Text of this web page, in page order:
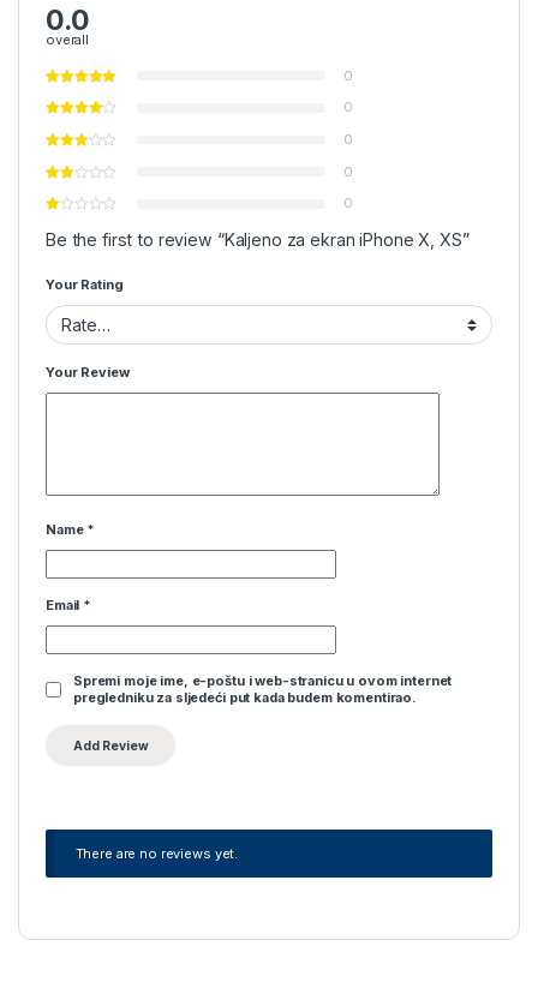
0.0
overall
0
0
0
0
0
Be the first to review “Kaljeno za ekran iPhone X, XS”
Your Rating
Your Review
Name *
Email *
Spremi moje ime, e-poštu i web-stranicu u ovom internet
pregledniku za sljedeći put kada budem komentirao.
There are no reviews yet.